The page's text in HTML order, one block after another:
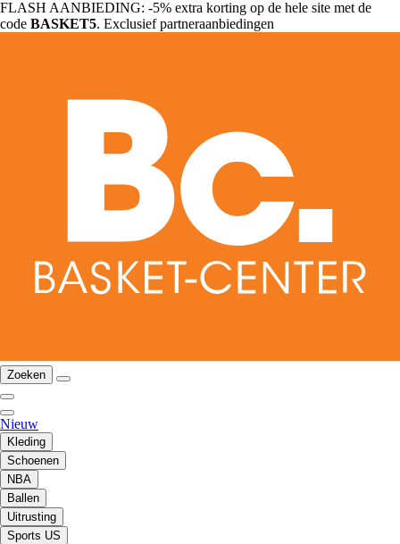
FLASH AANBIEDING: -5% extra korting op de hele site met de
code BASKET5. Exclusief partneraanbiedingen
Zoeken
Nieuw
Kleding
Schoenen
NBA
Ballen
Uitrusting
Sports US